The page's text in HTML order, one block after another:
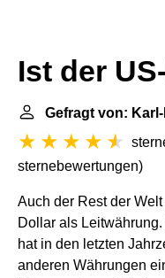
Ist der
Gefragt von:
sternebewertungen)
Auch der Rest der
Dollar als
hat in den letzten
anderen Währungen